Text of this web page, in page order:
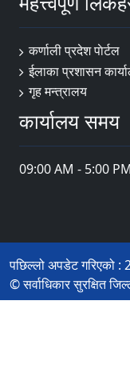
कर्णाली प्रदेश पाेर्टल
ईलाका प्रशासन
गृह मन्त्रालय
कार्यालय समय
09:00 AM - 5:00
पछिल्लो अपडेट गरिएको
© सर्वाधिकार सुरक्षित